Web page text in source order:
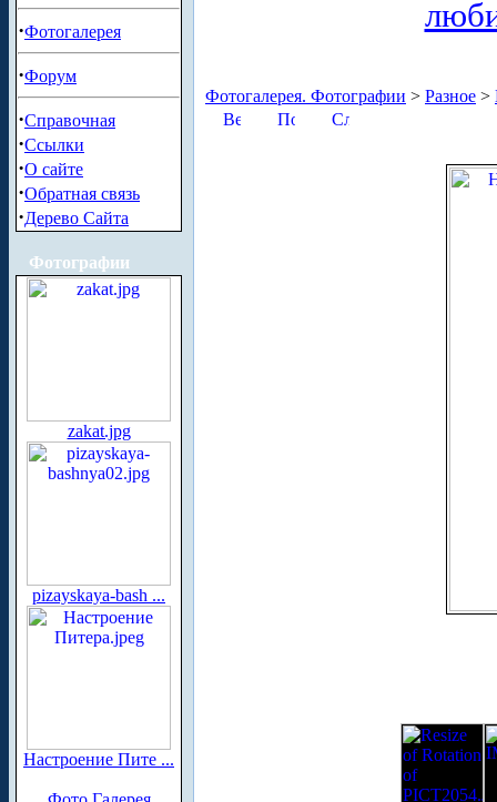
·Фотогалерея
·Форум
·Справочная
·Ссылки
·О сайте
·Обратная связь
·Дерево Сайта
Фотографии
zakat.jpg
pizayskaya-bash ...
Настроение Пите ...
Фотогалерея. Фотографии > Разное >